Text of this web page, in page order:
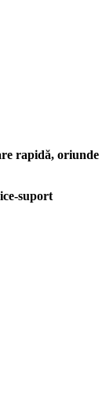
rapidă, oriunde